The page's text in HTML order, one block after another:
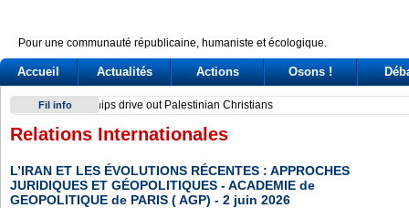
Pour une communauté républicaine, humaniste et écologique.
Accueil Actualités Actions Osons !
Fil info Sindicato italiano lleva a Cuba su solidaridad en centenario
Relations Internationales
L’IRAN ET LES ÉVOLUTIONS RÉCENTES : APPROCHES
JURIDIQUES ET GÉOPOLITIQUES - ACADEMIE de
GEOPOLITIQUE de PARIS ( AGP) - 2 juin 2026